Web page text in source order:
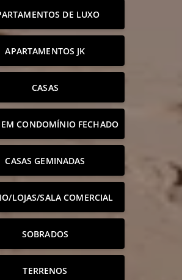
DE LUXO
APARTAMENTOS JK
CASAS
EM CONDOMÍNIO FECHADO
CASAS GEMINADAS
LOJAS/SALA COMERCIAL
SOBRADOS
TERRENOS